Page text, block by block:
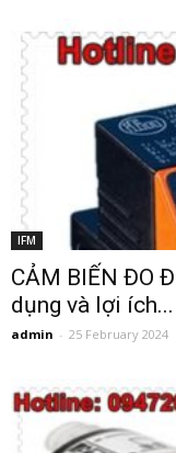
IFM
CẢM BIẾN ĐO
dụng và lợi ích...
admin - 25 February 2024